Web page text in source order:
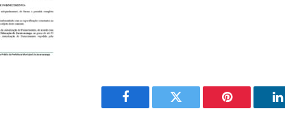
Facebook Twitter Pinterest
O